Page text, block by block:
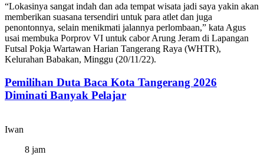
“Lokasinya sangat indah dan ada tempat wisata jadi saya yakin akan
memberikan suasana tersendiri untuk para atlet dan juga
penontonnya, selain menikmati jalannya perlombaan,” kata Agus
usai membuka Porprov VI untuk cabor Arung Jeram di Lapangan
Futsal Pokja Wartawan Harian Tangerang Raya (WHTR),
Kelurahan Babakan, Minggu (20/11/22).
Pemilihan Duta Baca Kota Tangerang 2026
Diminati Banyak Pelajar
Iwan
8 jam